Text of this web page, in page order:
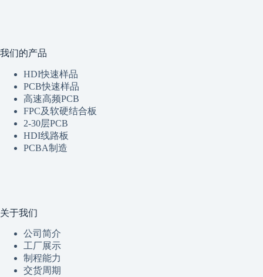
我们的产品
HDI快速样品
PCB快速样品
高速高频PCB
FPC及软硬结合板
2-30层PCB
HDI线路板
PCBA制造
关于我们
公司简介
工厂展示
制程能力
交货周期